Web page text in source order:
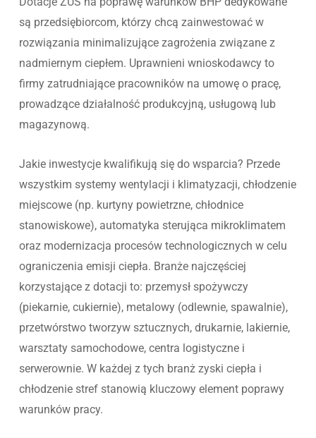
są przedsiębiorcom, którzy chcą zainwestować w
rozwiązania minimalizujące zagrożenia związane z
nadmiernym ciepłem. Uprawnieni wnioskodawcy to
firmy zatrudniające pracowników na umowę o pracę,
prowadzące działalność produkcyjną, usługową lub
magazynową.
Jakie inwestycje kwalifikują się do wsparcia? Przede
wszystkim systemy wentylacji i klimatyzacji, chłodzenie
miejscowe (np. kurtyny powietrzne, chłodnice
stanowiskowe), automatyka sterująca mikroklimatem
oraz modernizacja procesów technologicznych w celu
ograniczenia emisji ciepła. Branże najczęściej
korzystające z dotacji to: przemysł spożywczy
(piekarnie, cukiernie), metalowy (odlewnie, spawalnie),
przetwórstwo tworzyw sztucznych, drukarnie, lakiernie,
warsztaty samochodowe, centra logistyczne i
serwerownie. W każdej z tych branż zyski ciepła i
chłodzenie stref stanowią kluczowy element poprawy
warunków pracy.